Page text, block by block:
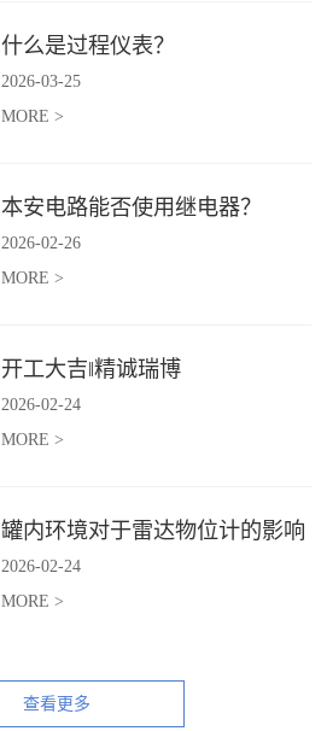
什么是过程仪表？
2026-03-25
MORE >
本安电路能否使用继电器？
2026-02-26
MORE >
开工大吉‖精诚瑞博
2026-02-24
MORE >
罐内环境对于雷达物位计的影响
2026-02-24
MORE >
查看更多